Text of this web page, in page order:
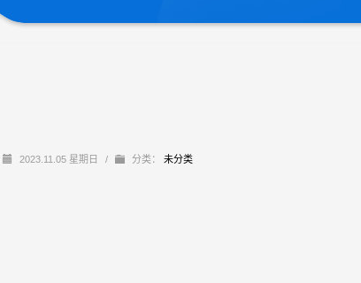
2023.11.05 星期日 / 分类： 未分类